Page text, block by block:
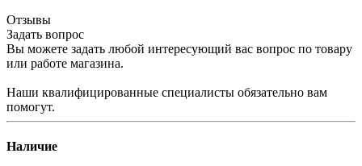
Отзывы
Задать вопрос
Вы можете задать любой интересующий вас вопрос по товару
или работе магазина.
Наши квалифицированные специалисты обязательно вам
помогут.
Наличие